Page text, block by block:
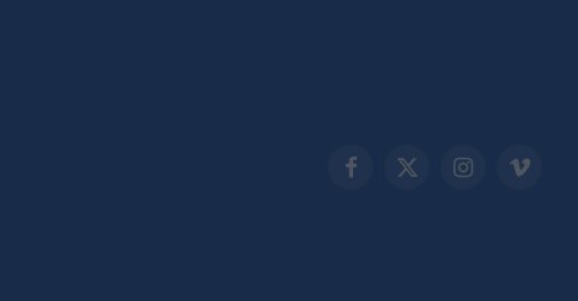
Facebook
X
InstagramVimeo